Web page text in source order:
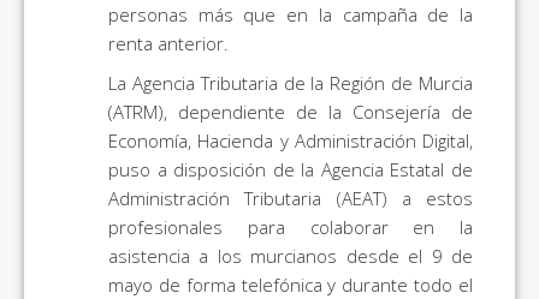
personas más que en la campaña de la
renta anterior.
La Agencia Tributaria de la Región de Murcia
(ATRM), dependiente de la Consejería de
Economía, Hacienda y Administración Digital,
puso a disposición de la Agencia Estatal de
Administración Tributaria (AEAT) a estos
profesionales para colaborar en la
asistencia a los murcianos desde el 9 de
mayo de forma telefónica y durante todo el